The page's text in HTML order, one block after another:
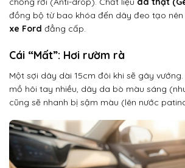
đồng bộ từ bao khóa đến dây đeo tạo
xe Ford đẳng cấp.
Cái “Mất”: Hơi rườm rà
Một sợi dây dài 15cm đôi khi sẽ gây
mồ hôi tay nhiều, dây da bò màu sáng
cũng sẽ nhanh bị sậm màu (lên nước